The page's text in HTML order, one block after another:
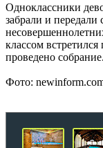
Одноклассники
забрали и
классом встретился
проведено собрание.
Фото: